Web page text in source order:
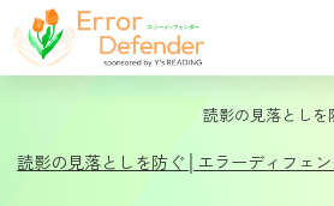
読影の見落とし
読影の見落としを防ぐ│エラーディフェ